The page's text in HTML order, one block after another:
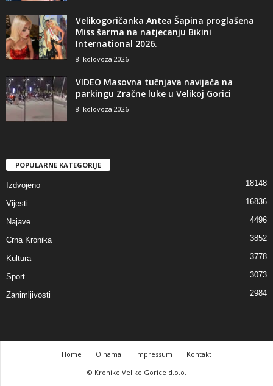
Velikogoričanka Antea Šapina proglašena
Miss šarma na natjecanju Bikini
International 2026.
8. kolovoza 2026
VIDEO Masovna tučnjava navijača na
parkingu Zračne luke u Velikoj Gorici
8. kolovoza 2026
POPULARNE KATEGORIJE
Izdvojeno 18148
Vijesti 16836
Najave 4496
Crna Kronika 3852
Kultura 3778
Sport 3073
Zanimljivosti 2984
Home O nama Impressum
Kontakt
© Kronike Velike Gorice d.o.o.